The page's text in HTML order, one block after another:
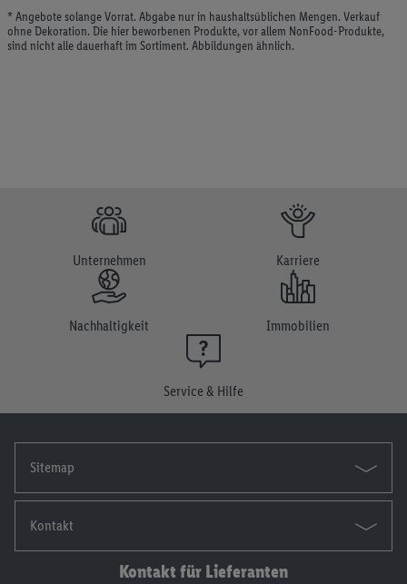
* Angebote solange Vorrat. Abgabe nur in haushaltsüblichen Mengen. Verkauf
ohne Dekoration. Die hier beworbenen Produkte, vor allem NonFood-Produkte,
sind nicht alle dauerhaft im Sortiment. Abbildungen ähnlich.
Unternehmen Karriere
Nachhaltigkeit Immobilien
Service & Hilfe
Sitemap
Kontakt
Kontakt für Lieferanten